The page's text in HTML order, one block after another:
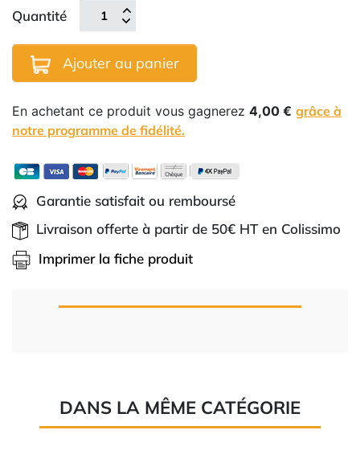
Quantité
Ajouter au panier
En achetant ce produit vous gagnerez 4,00 € grâce à
notre programme de fidélité.
Garantie satisfait ou remboursé
Livraison offerte à partir de 50€ HT en Colissimo
Imprimer la fiche produit
DANS LA MÊME CATÉGORIE